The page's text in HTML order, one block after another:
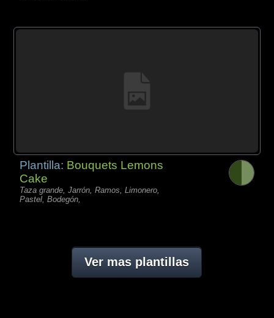
Plantilla: Bouquets Lemons
Cake
Taza grande, Jarrón, Ramos, Limonero,
Pastel, Bodegón,
Ver mas plantillas